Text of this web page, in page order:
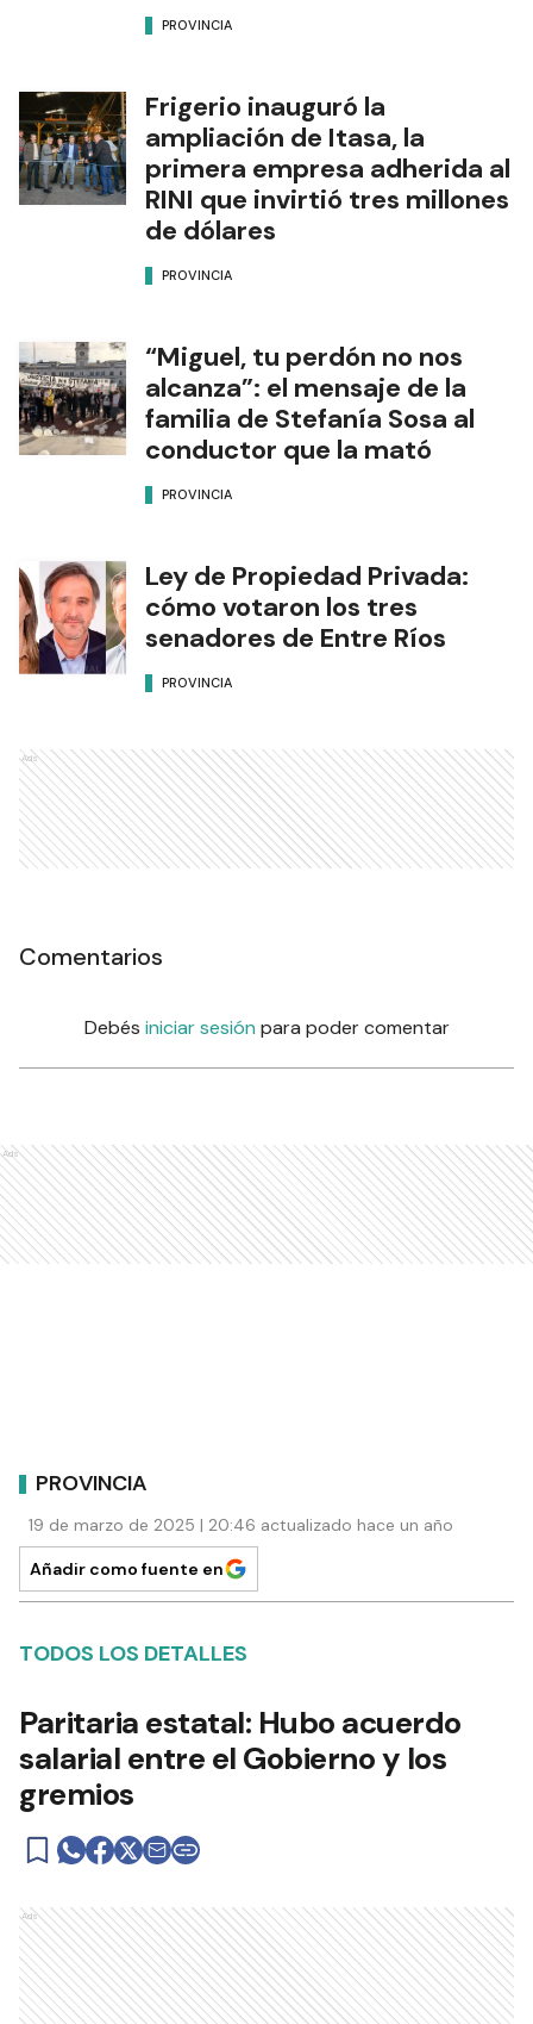
PROVINCIA
Frigerio inauguró la
ampliación de Itasa, la
primera empresa adherida al
RINI que invirtió tres millones
de dólares
PROVINCIA
“Miguel, tu perdón no nos
alcanza”: el mensaje de la
familia de Stefanía Sosa al
conductor que la mató
PROVINCIA
Ley de Propiedad Privada:
cómo votaron los tres
senadores de Entre Ríos
PROVINCIA
Ads
Comentarios
Debés iniciar sesión para poder comentar
Ads
PROVINCIA
19 de marzo de 2025 | 20:46 actualizado hace un año
Añadir como fuente en
TODOS LOS DETALLES
Paritaria estatal: Hubo acuerdo
salarial entre el Gobierno y los
gremios
Ads